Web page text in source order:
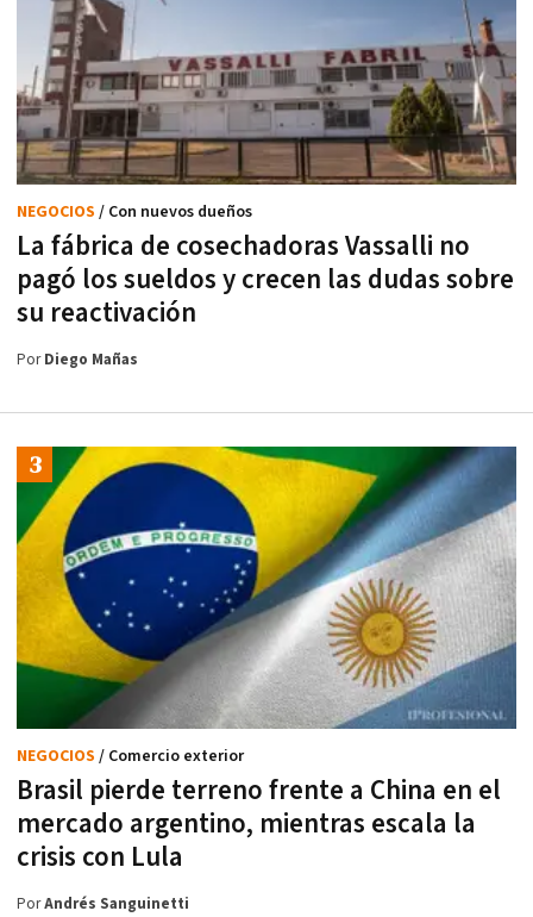
La fábrica de cosechadoras Vassalli no
pagó los sueldos y crecen las dudas sobre
su reactivación
NEGOCIOS / Con nuevos dueños
PorDiego Mañas
Brasil pierde terreno frente a China en el
mercado argentino, mientras escala la
crisis con Lula
NEGOCIOS / Comercio exterior
PorAndrés Sanguinetti